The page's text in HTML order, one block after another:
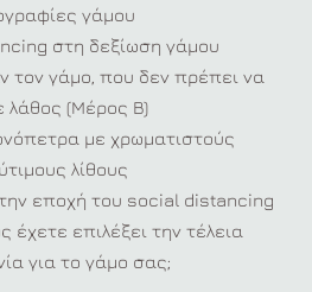
γάμου
στη δεξίωση γάμου
τον γάμο, που δεν πρέπει να
λάθος (Μέρος Β)
με χρωματιστούς
λίθους
εποχή του social distancing
έχετε επιλέξει την τέλεια
για το γάμο σας;